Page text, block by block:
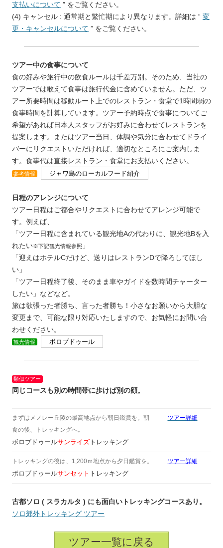
支払いについて ” をご覧ください。
(4) キャンセル : 通常期と繁忙期により異なります。詳細は “ 変
更・キャンセルについて ” をご覧ください。
ツアー中の食事について
食の好みや旅行中の飲食ルールは千差万別。そのため、当社の
ツアーでは敢えて食事は旅行代金に含めていません。ただ、ツ
アー所要時間は移動ルート上でのレストラン・食堂で1時間弱の
食事時間を計算しています。ツアー予約時点で食事についてご
希望があれば日本人スタッフがお好みに合わせてレストランを
提案します。またはツアー当日、体調や気分に合わせてドライ
バーにリクエストいただければ、適切なところにご案内しま
す。食事代は直接レストラン・食堂にお支払いください。
参考情報 ジャワ島のローカルフード紹介
日程のアレンジについて
ツアー日程はご都合やリクエストに合わせてアレンジ可能で
す。例えば、
「ツアー日程に含まれている観光地Aの代わりに、観光地Bを入
れたい※下記観光情報参照 」
「迎えはホテルCだけど、送りはレストランDで降ろしてほし
い」
「ツアー日程終了後、そのまま車やガイドを数時間チャーター
したい」などなど。
旅は欲張った者勝ち、言った者勝ち！小さなお願いから大胆な
変更まで、可能な限り対応いたしますので、お気軽にお問い合
わせください。
観光情報 ボロブドゥール
類似ツアー
同じコースも別の時間帯に歩けば別の顔。
まずはメノレー丘陵の最高地点から朝日鑑賞を。朝
食の後、トレッキングへ。
ボロブドゥールサンライズ トレッキング
ツアー詳細
トレッキングの後は、1,200ｍ地点から夕日鑑賞を。
ボロブドゥールサンセット トレッキング
ツアー詳細
古都ソロ ( スラカルタ ) にも面白いトレッキングコースあり。
ソロ郊外トレッキング ツアー
ツアー一覧に戻る